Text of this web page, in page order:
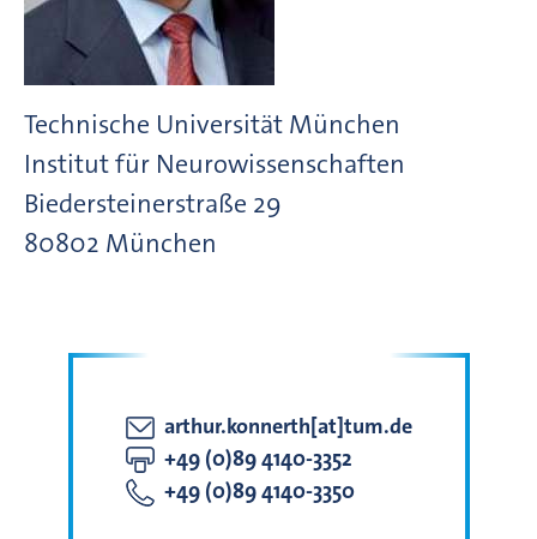
Technische Universität München
Institut für Neurowissenschaften
Biedersteinerstraße 29
80802 München
arthur.konnerth[at]tum.de
+49 (0)89 4140-3352
+49 (0)89 4140-3350